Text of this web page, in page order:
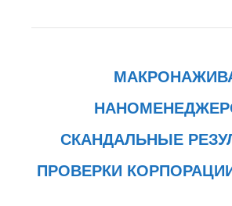
СКАНДАЛЬНЫЕ
ПРОВЕРКИ